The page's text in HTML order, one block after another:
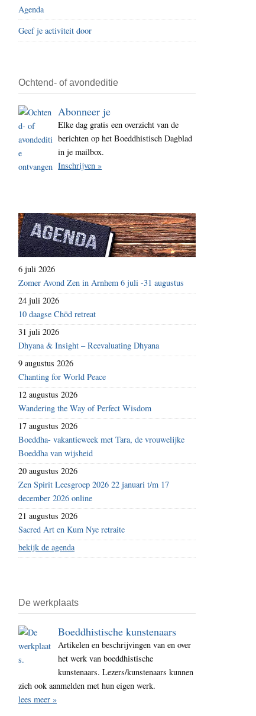
i
t
e
Agenda
Geef je activiteit door
Ochtend- of avondeditie
Abonneer je
Elke dag gratis een overzicht van de
berichten op het Boeddhistisch Dagblad
in je mailbox.
Inschrijven »
6 juli 2026
Zomer Avond Zen in Arnhem 6 juli -31 augustus
24 juli 2026
10 daagse Chöd retreat
31 juli 2026
Dhyana & Insight – Reevaluating Dhyana
9 augustus 2026
Chanting for World Peace
12 augustus 2026
Wandering the Way of Perfect Wisdom
17 augustus 2026
Boeddha- vakantieweek met Tara, de vrouwelijke
Boeddha van wijsheid
20 augustus 2026
Zen Spirit Leesgroep 2026 22 januari t/m 17
december 2026 online
21 augustus 2026
Sacred Art en Kum Nye retraite
bekijk de agenda
De werkplaats
Boeddhistische kunstenaars
Artikelen en beschrijvingen van en over
het werk van boeddhistische
kunstenaars. Lezers/kunstenaars kunnen
zich ook aanmelden met hun eigen werk.
lees meer »